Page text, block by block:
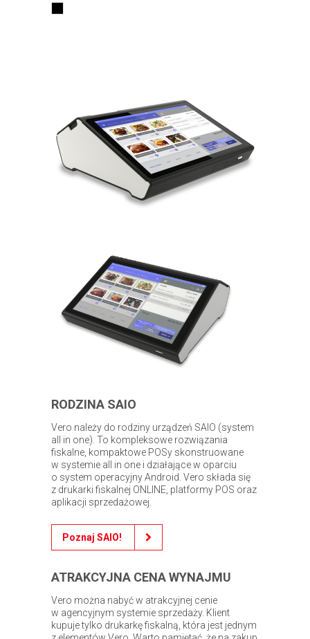
RODZINA SAIO
Vero należy do rodziny urządzeń SAIO (system
all in one). To kompleksowe rozwiązania
fiskalne, kompaktowe POSy skonstruowane
w systemie all in one i działające w oparciu
o system operacyjny Android. Vero składa się
z drukarki fiskalnej ONLINE, platformy POS oraz
aplikacji sprzedażowej.
Poznaj SAIO!
ATRAKCYJNA CENA WYNAJMU
Vero można nabyć w atrakcyjnej cenie
w agencyjnym systemie sprzedaży. Klient
kupuje tylko drukarkę fiskalną, która jest jednym